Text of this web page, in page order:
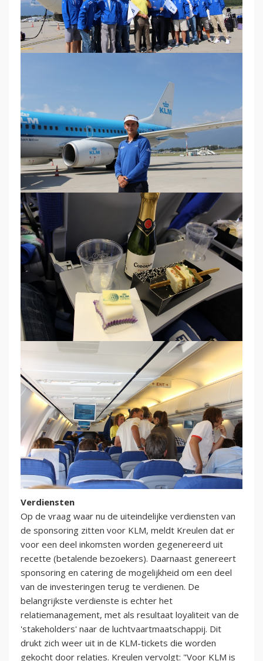
Verdiensten
Op de vraag waar nu de uiteindelijke verdiensten van
de sponsoring zitten voor KLM, meldt Kreulen dat er
voor een deel inkomsten worden gegenereerd uit
recette (betalende bezoekers). Daarnaast genereert
sponsoring en catering de mogelijkheid om een deel
van de investeringen terug te verdienen. De
belangrijkste verdienste is echter het
relatiemanagement, met als resultaat loyaliteit van de
'stakeholders' naar de luchtvaartmaatschappij. Dit
drukt zich weer uit in de KLM-tickets die worden
gekocht door relaties. Kreulen vervolgt: "Voor KLM is